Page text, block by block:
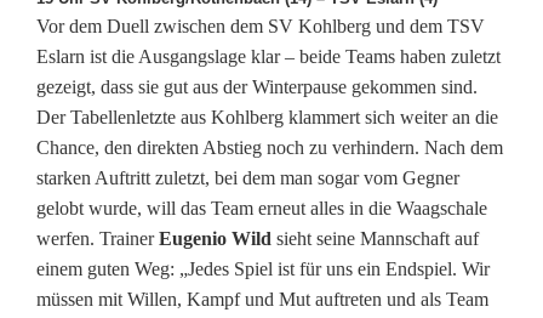
p
l
e
t
t
e
r
Vor dem Duell zwischen dem SV Kohlberg und dem TSV
Eslarn ist die Ausgangslage klar – beide Teams haben zuletzt
gezeigt, dass sie gut aus der Winterpause gekommen sind.
Der Tabellenletzte aus Kohlberg klammert sich weiter an die
Chance, den direkten Abstieg noch zu verhindern. Nach dem
starken Auftritt zuletzt, bei dem man sogar vom Gegner
gelobt wurde, will das Team erneut alles in die Waagschale
werfen. TrainerEugenio Wild sieht seine Mannschaft auf
einem guten Weg: „Jedes Spiel ist für uns ein Endspiel. Wir
müssen mit Willen, Kampf und Mut auftreten und als Team